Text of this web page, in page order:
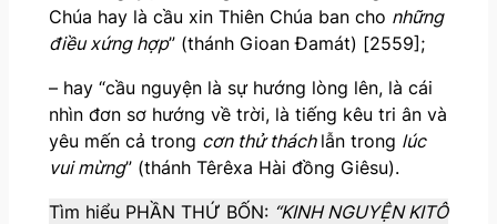
Chúa hay là cầu xin Thiên Chúa ban cho những
điều xứng hợp” (thánh Gioan Đamát) [2559];
– hay “cầu nguyện là sự hướng lòng lên, là cái
nhìn đơn sơ hướng về trời, là tiếng kêu tri ân và
yêu mến cả trong cơn thử thách lẫn trong lúc
vui mừng” (thánh Têrêxa Hài đồng Giêsu).
Tìm hiểu PHẦN THỨ BỐN: “KINH NGUYỆN KITÔ